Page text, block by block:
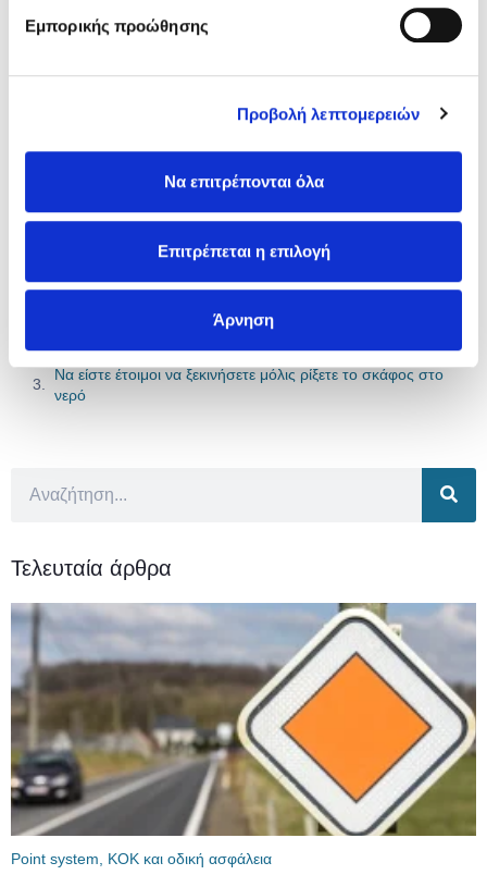
Εμπορικής προώθησης
Προβολή λεπτομερειών
Να επιτρέπονται όλα
Επιτρέπεται η επιλογή
Άρνηση
ταιριάζει!
Ασφαλίσου Εδώ
Κάντε μια δοκιμή σε ασφαλή χώρο
Να είστε έτοιμοι να ξεκινήσετε μόλις ρίξετε το σκάφος στο
νερό
Τελευταία άρθρα
Point system, ΚΟΚ και οδική ασφάλεια